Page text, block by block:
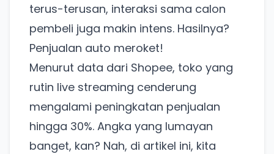
terus-terusan, interaksi sama calon
pembeli juga makin intens. Hasilnya?
Penjualan auto meroket!
Menurut data dari Shopee, toko yang
rutin live streaming cenderung
mengalami peningkatan penjualan
hingga 30%. Angka yang lumayan
banget, kan? Nah, di artikel ini, kita